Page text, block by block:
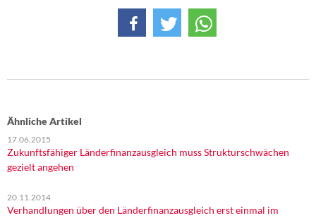
Ähnliche Artikel
17.06.2015
Zukunftsfähiger Länderfinanzausgleich muss Strukturschwächen
gezielt angehen
20.11.2014
Verhandlungen über den Länderfinanzausgleich erst einmal im